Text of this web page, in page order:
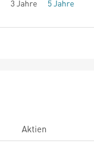
3 Jahre 5 Jahre
Aktien